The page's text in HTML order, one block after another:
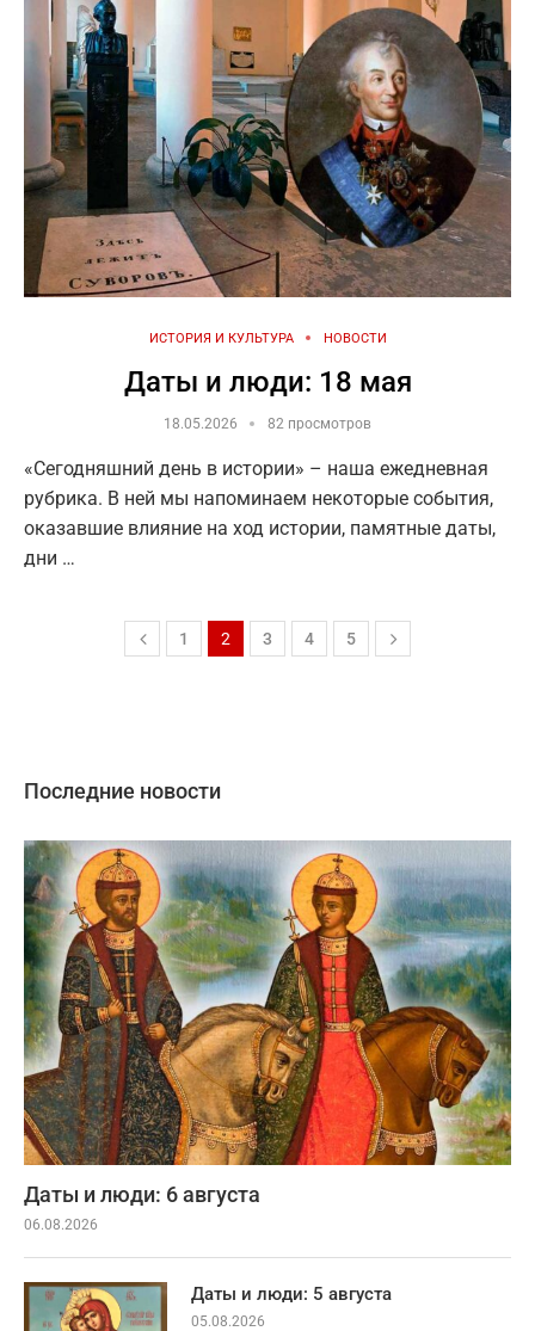
ИСТОРИЯ И КУЛЬТУРА НОВОСТИ
Даты и люди: 18 мая
18.05.2026 82 просмотров
«Сегодняшний день в истории» – наша ежедневная
рубрика. В ней мы напоминаем некоторые события,
оказавшие влияние на ход истории, памятные даты,
дни …
1 2 3 4 5
Последние новости
Даты и люди: 6 августа
06.08.2026
Даты и люди: 5 августа
05.08.2026